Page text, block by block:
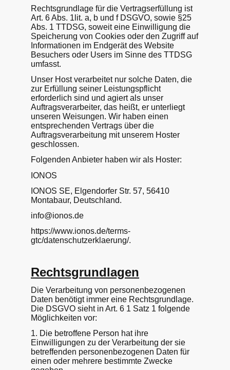
Rechtsgrundlage für die Vertragserfüllung ist
Art. 6 Abs. 1lit. a, b und f DSGVO, sowie §25
Abs. 1 TTDSG, soweit eine Einwilligung die
Speicherung von Cookies oder den Zugriff auf
Informationen im Endgerät des Website
Besuchers oder Users im Sinne des TTDSG
umfasst.
Unser Host verarbeitet nur solche Daten, die
zur Erfüllung seiner Leistungspflicht
erforderlich sind und agiert als unser
Auftragsverarbeiter, das heißt, er unterliegt
unseren Weisungen. Wir haben einen
entsprechenden Vertrags über die
Auftragsverarbeitung mit unserem Hoster
geschlossen.
Folgenden Anbieter haben wir als Hoster:
IONOS
IONOS SE, Elgendorfer Str. 57, 56410
Montabaur, Deutschland.
info@ionos.de
https://www.ionos.de/terms-
gtc/datenschutzerklaerung/.
Rechtsgrundlagen
Die Verarbeitung von personenbezogenen
Daten benötigt immer eine Rechtsgrundlage.
Die DSGVO sieht in Art. 6 1 Satz 1 folgende
Möglichkeiten vor:
1. Die betroffene Person hat ihre
Einwilligungen zu der Verarbeitung der sie
betreffenden personenbezogenen Daten für
einen oder mehrere bestimmte Zwecke